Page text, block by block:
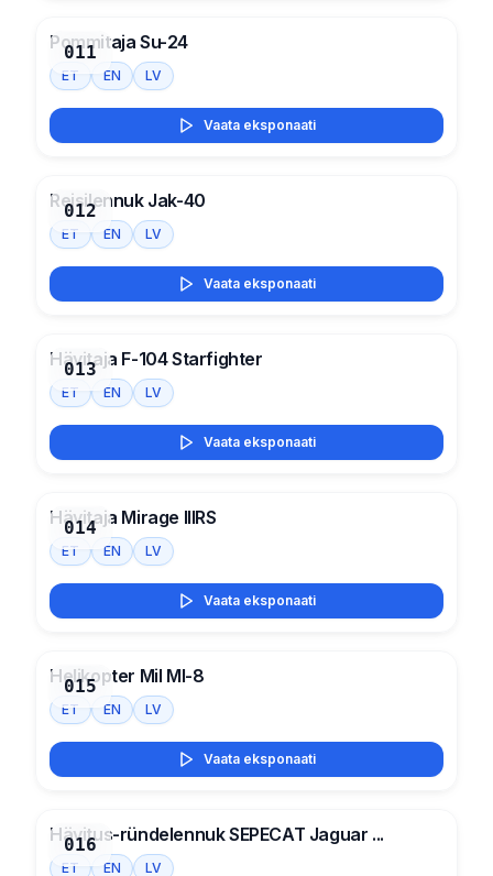
011
Pommitaja Su-24
ET EN LV
Vaata eksponaati
012
Reisilennuk Jak-40
ET EN LV
Vaata eksponaati
013
Hävitaja F-104 Starfighter
ET EN LV
Vaata eksponaati
014
Hävitaja Mirage IIIRS
ET EN LV
Vaata eksponaati
015
Helikopter Mil MI-8
ET EN LV
Vaata eksponaati
016
Hävitus-ründelennuk SEPECAT Jaguar ...
ET EN LV